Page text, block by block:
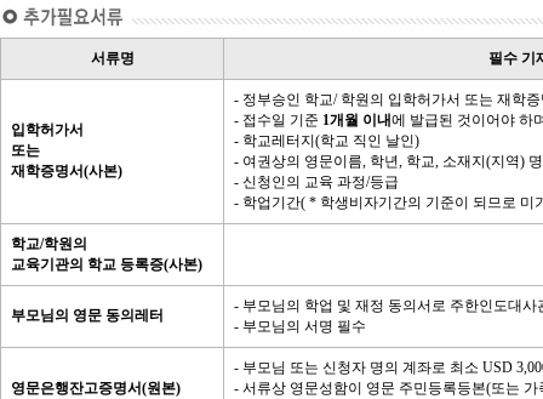
서류명 필수 기
입학허가서
또는
재학증명서(사본)
- 정부승인 학교/ 학원의 입학허가서 또는 재학
- 접수일 기준 1개월 이내에 발급된 것이어야 하
- 학교레터지(학교 직인 날인)
- 여권상의 영문이름, 학년, 학교, 소재지(지역)
- 신청인의 교육 과정/등급
- 학업기간( * 학생비자기간의 기준이 되므로 미
학교/학원의
교육기관의 학교 등록증(사본)
부모님의 영문 동의레터
- 부모님의 학업 및 재정 동의서로 주한인도대사
- 부모님의 서명 필수
영문은행잔고증명서(원본)
- 부모님 또는 신청자 명의 계좌로 최소 USD
- 서류상 영문성함이 영문 주민등록등본(또는